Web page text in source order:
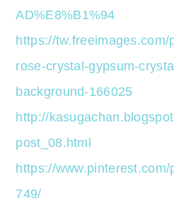
AD%E8%B1%94
https://
rose-crystal-gypsum-
background-166025
http://
post_08.html
https://
749/